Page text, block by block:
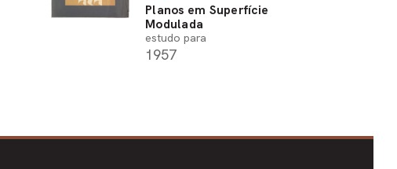
Planos em Superfície
Modulada
estudo para
1957